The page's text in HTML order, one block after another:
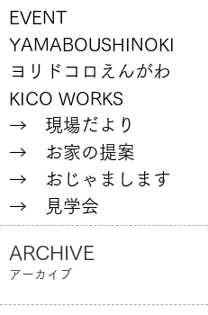
EVENT
YAMABOUSHINOKI
ヨリドコロえんがわ
KICO WORKS
→ 現場だより
→ お家の提案
→ おじゃまします
→ 見学会
ARCHIVE
アーカイブ